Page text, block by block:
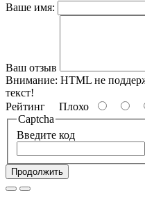
Ваше имя:
Ваш отзыв
Внимание: HTML не
текст!
Рейтинг Плохо
Captcha
Введите код
Продолжить